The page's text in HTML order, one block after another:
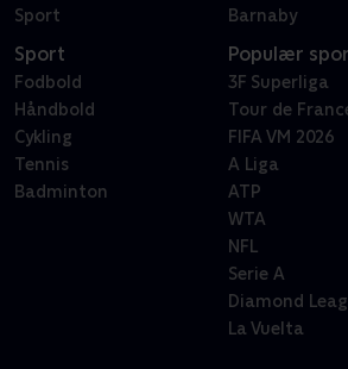
Sport
Barnaby
Sport
Fodbold
Håndbold
Cykling
Tennis
Badminton
Populær
3F Superliga
Tour de
FIFA VM 2026
A Liga
ATP
WTA
NFL
Serie A
Diamond
La Vuelta